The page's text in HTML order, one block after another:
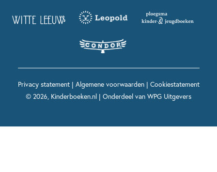
Grappige kinderboeken
Spannende kinderboeken
Boekentips 12+ jaar
Voor volwassenen
Spekkie en Sproet
Maxi & Helium
Voor het onderwijs
Privacy statement| Algemene voorwaarden| Cookiestatement
© 2026, Kinderboeken.nl | Onderdeel van WPG Uitgevers